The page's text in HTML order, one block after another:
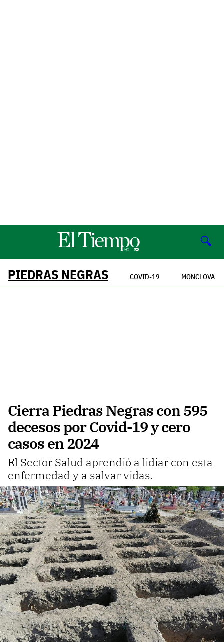
🔍
PIEDRAS NEGRAS COVID-19 MONCLOVA
Cierra Piedras Negras con 595
decesos por Covid-19 y cero
casos en 2024
El Sector Salud aprendió a lidiar con esta
enfermedad y a salvar vidas.